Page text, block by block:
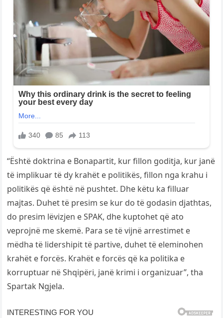
“Është doktrina e Bonapartit, kur fillon goditja, kur janë
të implikuar të dy krahët e politikës, fillon nga krahu i
politikës që është në pushtet. Dhe këtu ka filluar
majtas. Duhet të presim se kur do të godasin djathtas,
do presim lëvizjen e SPAK, dhe kuptohet që ato
veprojnë me skemë. Para se të vijnë arrestimet e
mëdha të lidershipit të partive, duhet të eleminohen
krahët e forcës. Krahët e forcës që ka politika e
korruptuar në Shqipëri, janë krimi i organizuar”, tha
Spartak Ngjela.